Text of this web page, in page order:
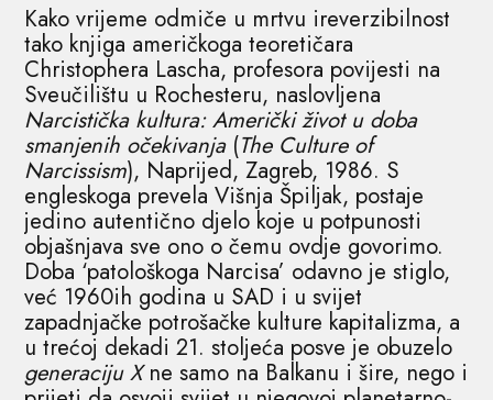
Kako vrijeme odmiče u mrtvu ireverzibilnost
tako knjiga američkoga teoretičara
Christophera Lascha, profesora povijesti na
Sveučilištu u Rochesteru, naslovljena
Narcistička kultura: Američki život u doba
smanjenih očekivanja(The Culture of
Narcissism), Naprijed, Zagreb, 1986. S
engleskoga prevela Višnja Špiljak, postaje
jedino autentično djelo koje u potpunosti
objašnjava sve ono o čemu ovdje govorimo.
Doba ‘patološkoga Narcisa’ odavno je stiglo,
već 1960ih godina u SAD i u svijet
zapadnjačke potrošačke kulture kapitalizma, a
u trećoj dekadi 21. stoljeća posve je obuzelo
generaciju Xne samo na Balkanu i šire, nego i